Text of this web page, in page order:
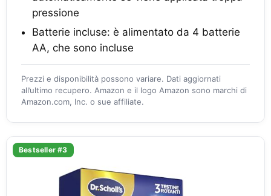
pressione
Batterie incluse: è alimentato da 4 batterie
AA, che sono incluse
Prezzi e disponibilità possono variare. Dati aggiornati
all’ultimo recupero. Amazon e il logo Amazon sono marchi di
Amazon.com, Inc. o sue affiliate.
Bestseller #3